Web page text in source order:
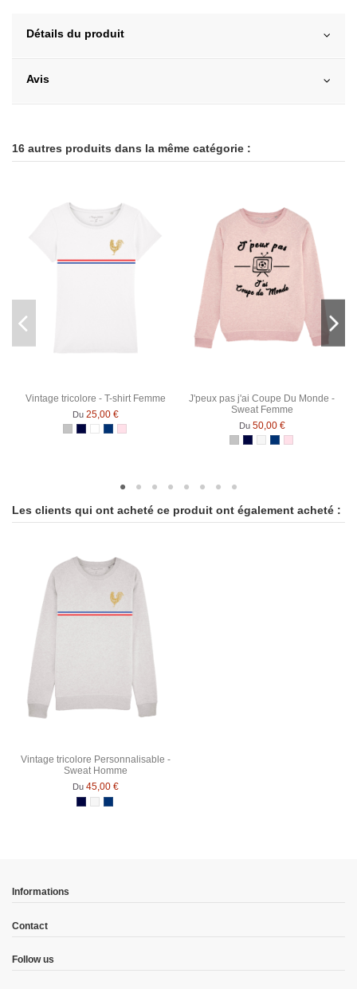
Détails du produit
Avis
16 autres produits dans la même catégorie :
Vintage tricolore - T-shirt Femme
Du 25,00 €
Gris Chiné
Bleu Marine
BlancBleu Marine Chiné
Rose Chiné
J'peux pas j'ai Coupe Du Monde -
Sweat Femme
Du 50,00 €
Gris Chiné
Bleu Marine
Blanc chiné
Bleu Marine Chiné
Rose Chiné
Les clients qui ont acheté ce produit ont également acheté :
Vintage tricolore Personnalisable -
Sweat Homme
Du 45,00 €
Bleu Marine
Blanc chiné
Bleu Marine Chiné
Informations
Contact
Follow us